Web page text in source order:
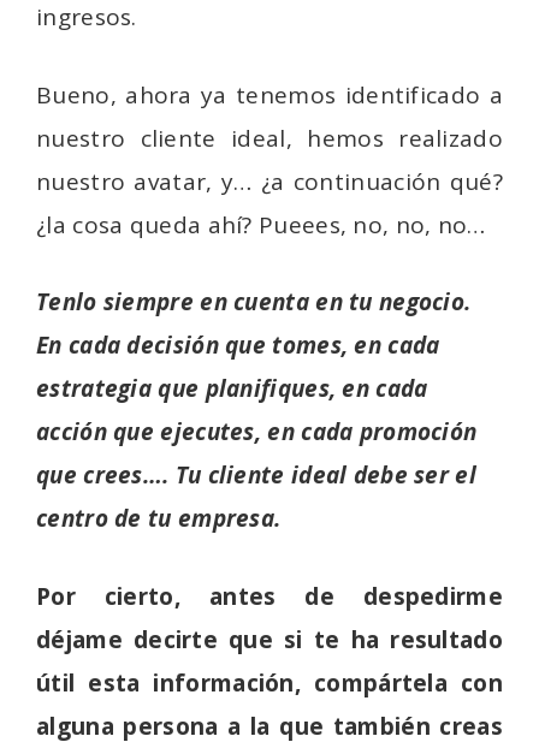
ingresos.
Bueno, ahora ya tenemos identificado a
nuestro cliente ideal, hemos realizado
nuestro avatar, y… ¿a continuación qué?
¿la cosa queda ahí? Pueees, no, no, no…
Tenlo siempre en cuenta en tu negocio.
En cada decisión que tomes, en cada
estrategia que planifiques, en cada
acción que ejecutes, en cada promoción
que crees…. Tu cliente ideal debe ser el
centro de tu empresa.
Por cierto, antes de despedirme
déjame decirte que si te ha resultado
útil esta información, compártela con
alguna persona a la que también creas